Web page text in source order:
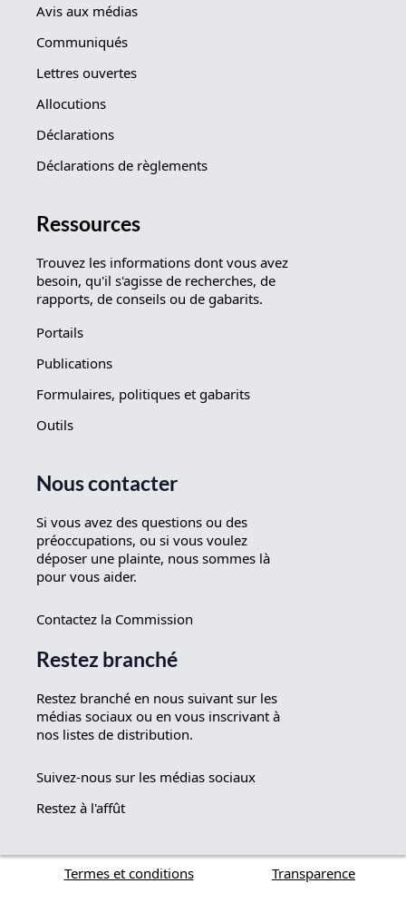
Avis aux médias
Communiqués
Lettres ouvertes
Allocutions
Déclarations
Déclarations de règlements
Ressources
Trouvez les informations dont vous avez
besoin, qu'il s'agisse de recherches, de
rapports, de conseils ou de gabarits.
Portails
Publications
Formulaires, politiques et gabarits
Outils
Nous contacter
Si vous avez des questions ou des
préoccupations, ou si vous voulez
déposer une plainte, nous sommes là
pour vous aider.
Contactez la Commission
Restez branché
Restez branché en nous suivant sur les
médias sociaux ou en vous inscrivant à
nos listes de distribution.
Suivez-nous sur les médias sociaux
Restez à l'affût
Termes et conditions Transparence